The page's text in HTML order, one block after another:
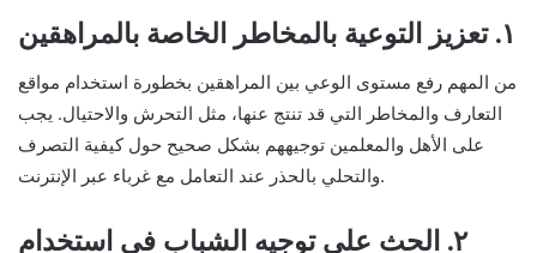
١. تعزيز التوعية بالمخاطر الخاصة بالمراهقين
من المهم رفع مستوى الوعي بين المراهقين بخطورة استخدام مواقع
التعارف والمخاطر التي قد تنتج عنها، مثل التحرش والاحتيال. يجب
على الأهل والمعلمين توجيههم بشكل صحيح حول كيفية التصرف
والتحلي بالحذر عند التعامل مع غرباء عبر الإنترنت.
٢. الحث على توجيه الشباب في استخدام